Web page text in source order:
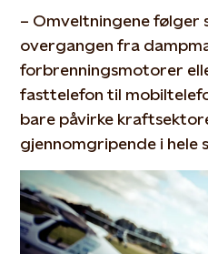
– Omveltningene følger
overgangen fra
forbrenningsmotorer
fasttelefon til
bare påvirke
gjennomgripende i hele